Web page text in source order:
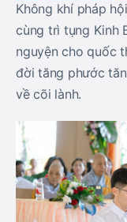
Không khí pháp
cùng trì tụng Kinh
nguyện cho quốc
đời tăng phước
về cõi lành.